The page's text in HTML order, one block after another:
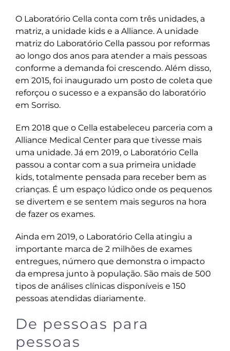
O Laboratório Cella conta com três unidades, a
matriz, a unidade kids e a Alliance. A unidade
matriz do Laboratório Cella passou por reformas
ao longo dos anos para atender a mais pessoas
conforme a demanda foi crescendo. Além disso,
em 2015, foi inaugurado um posto de coleta que
reforçou o sucesso e a expansão do laboratório
em Sorriso.
Em 2018 que o Cella estabeleceu parceria com a
Alliance Medical Center para que tivesse mais
uma unidade. Já em 2019, o Laboratório Cella
passou a contar com a sua primeira unidade
kids, totalmente pensada para receber bem as
crianças. É um espaço lúdico onde os pequenos
se divertem e se sentem mais seguros na hora
de fazer os exames.
Ainda em 2019, o Laboratório Cella atingiu a
importante marca de 2 milhões de exames
entregues, número que demonstra o impacto
da empresa junto à população. São mais de 500
tipos de análises clínicas disponíveis e 150
pessoas atendidas diariamente.
De pessoas para
pessoas